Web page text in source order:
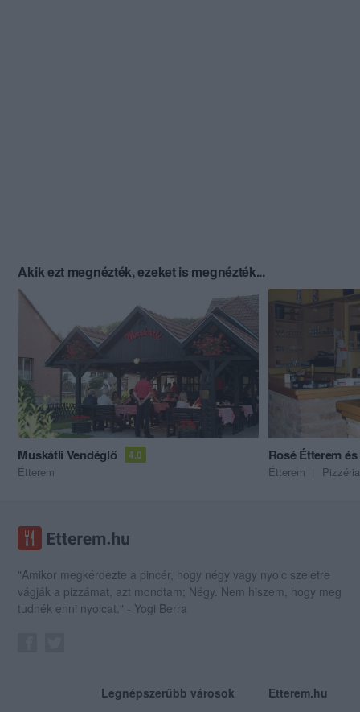
Akik ezt megnézték, ezeket is megnézték...
Muskátli Vendéglő 4.0
Étterem
Rosé Étterem
Étterem Pizzéria
"Amikor megkérdezte a pincér, hogy négy vagy nyolc szeletre
vágják a pizzámat, azt mondtam; Négy. Nem hiszem, hogy meg
tudnék enni nyolcat." - Yogi Berra
Legnépszerűbb városok Etterem.hu